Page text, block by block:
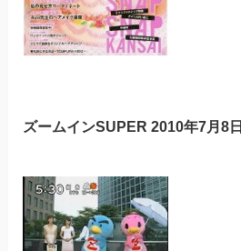
ズームインSUPER 2010年7月8日